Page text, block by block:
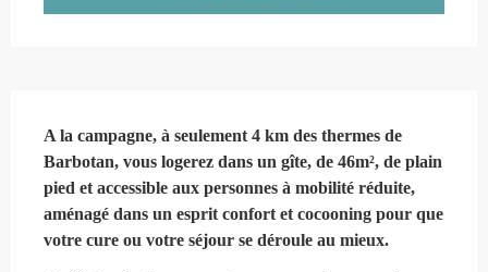
A la campagne, à seulement 4 km des thermes de
Barbotan, vous logerez dans un gîte, de 46m², de plain
pied et accessible aux personnes à mobilité réduite,
aménagé dans un esprit confort et cocooning pour que
votre cure ou votre séjour se déroule au mieux.